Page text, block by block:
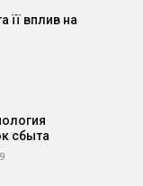
її вплив на
сбыта